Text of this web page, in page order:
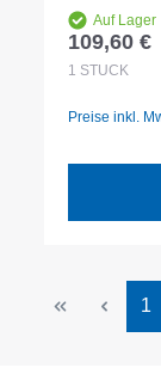
Auf Lager
Regulärer
109,60 €
1 STÜCK
Preise inkl.
1